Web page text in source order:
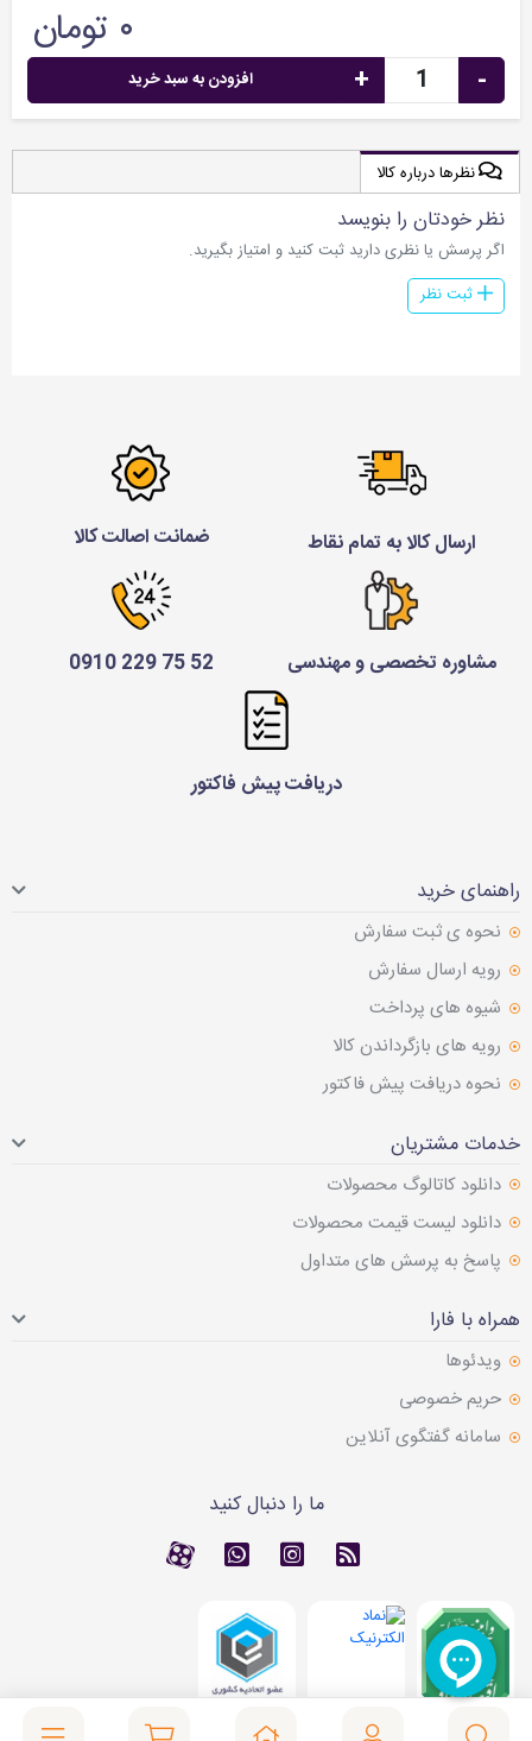
۰ تومان
-
+ افزودن به سبد خرید
نظرها درباره کالا
نظر خودتان را بنویسد
اگر پرسش یا نظری دارید ثبت کنید و امتیاز بگیرید.
ثبت نظر
ارسال کالا به تمام نقاط ضمانت اصالت کالا
مشاوره تخصصی و مهندسی 52 75 229 0910
دریافت پیش فاکتور
راهنمای خرید
نحوه ی ثبت سفارش
رویه ارسال سفارش
شیوه های پرداخت
رویه های بازگرداندن کالا
نحوه دریافت پیش فاکتور
خدمات مشتریان
دانلود کاتالوگ محصولات
دانلود لیست قیمت محصولات
پاسخ به پرسش های متداول
همراه با فارا
ویدئوها
حریم خصوصی
سامانه گفتگوی آنلاین
ما را دنبال کنید
RSS کانال آپارات
تماس با واتس اپ
کانال آپارات